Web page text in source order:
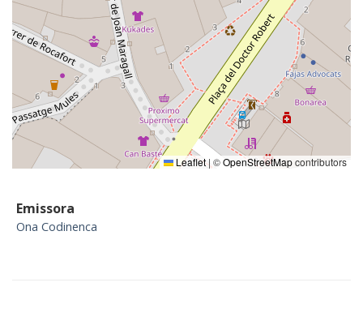
Leaflet | ©OpenStreetMapcontributors
Emissora
Ona Codinenca